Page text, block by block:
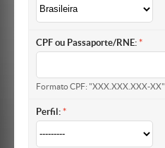
CPF ou Passaporte/RNE:
Formato CPF: "XXX.XXX.XXX-XX"
Perfil: